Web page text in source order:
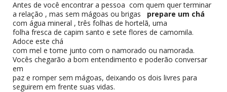
Antes de você encontrar a pessoa com quem quer terminar
a relação , mas sem mágoas ou brigas prepare um chá
com água mineral , três folhas de hortelã, uma
folha fresca de capim santo e sete flores de camomila.
Adoce este chá
com mel e tome junto com o namorado ou namorada.
Vocês chegarão a bom entendimento e poderão conversar
em
paz e romper sem mágoas, deixando os dois livres para
seguirem em frente suas vidas.